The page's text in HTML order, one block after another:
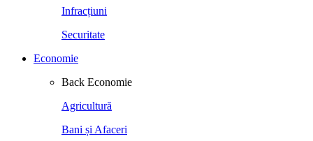
Infracțiuni
Securitate
Economie
Back Economie
Agricultură
Bani și Afaceri